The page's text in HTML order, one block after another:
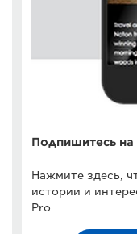
Подпишитесь на
Нажмите здесь,
истории и
Pro